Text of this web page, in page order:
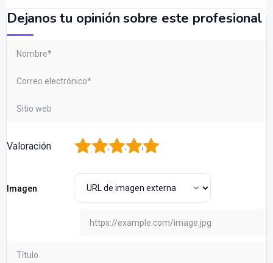
Dejanos tu opinión sobre este profesional
Valoración 5
4
3
2
Imagen